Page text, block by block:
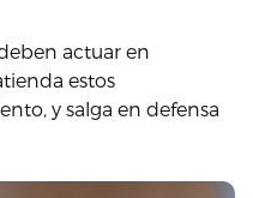
actuar en
estos
y salga en defensa